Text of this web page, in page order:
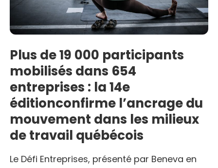
Plus de 19 000 participants
mobilisés dans 654
entreprises : la 14e
éditionconfirme l’ancrage du
mouvement dans les milieux
de travail québécois
Le Défi Entreprises, présenté par Beneva en